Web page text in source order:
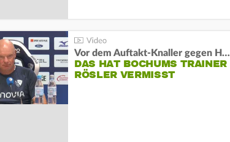
Vor dem Auftakt-Knaller gegen Hertha:
DAS HAT BOCHUMS TRAINER
RÖSLER VERMISST